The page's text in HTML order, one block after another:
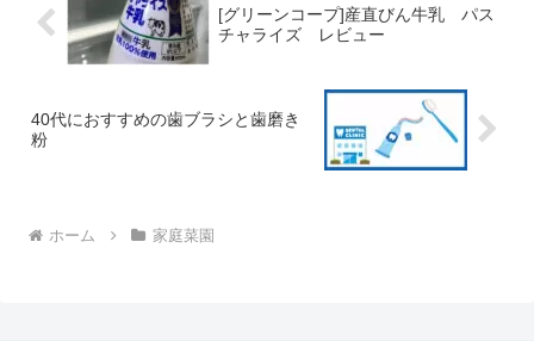
[グリーンコープ]産直びん牛乳 パス
チャライズ レビュー
40代におすすめの歯ブラシと歯磨き
粉
ホーム 家庭菜園